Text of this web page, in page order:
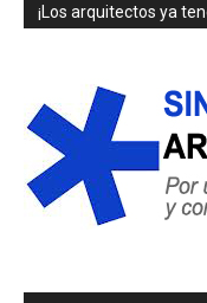
¡Los arquitectos ya